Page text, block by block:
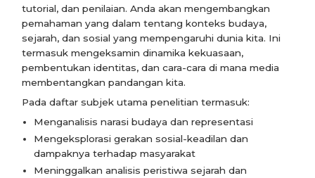
tutorial, dan penilaian. Anda akan mengembangkan
pemahaman yang dalam tentang konteks budaya,
sejarah, dan sosial yang mempengaruhi dunia kita. Ini
termasuk mengeksamin dinamika kekuasaan,
pembentukan identitas, dan cara-cara di mana media
membentangkan pandangan kita.
Pada daftar subjek utama penelitian termasuk:
Menganalisis narasi budaya dan representasi
Mengeksplorasi gerakan sosial-keadilan dan
dampaknya terhadap masyarakat
Meninggalkan analisis peristiwa sejarah dan